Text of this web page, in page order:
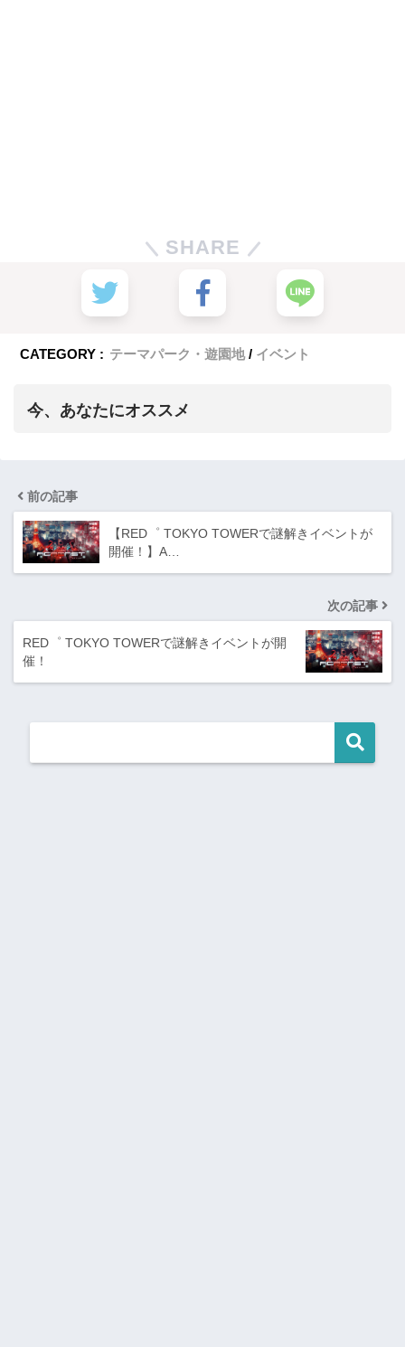
SHARE
CATEGORY : テーマパーク・遊園地 イベント
今、あなたにオススメ
前の記事
【RED゜ TOKYO TOWERで謎解きイベントが
開催！】A…
次の記事
RED゜ TOKYO TOWERで謎解きイベントが開
催！